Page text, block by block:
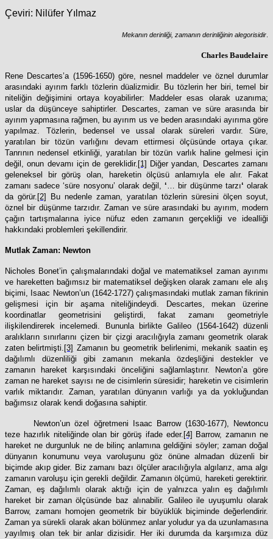
Çeviri: Nilüfer Yılmaz
Mekanın derinliği, zamanın derinliğinin alegorisidir
Charles Baudelaire
Rene Descartes’a (1596-1650) göre, nesnel maddeler ve öznel durumlar
arasındaki ayırım farklı tözlerin düalizmidir. Bu tözlerin her biri, temel bir
niteliğin değişimini ortaya koyabilirler: Maddeler esas olarak uzanıma;
uslar da düşünceye sahiptirler. Descartes, zaman ve süre arasında bir
ayırım yapmasına rağmen, bu ayırım us ve beden arasındaki ayırıma göre
yapılmaz. Tözlerin, bedensel ve ussal olarak süreleri vardır. Süre,
yaratılan bir tözün varlığını devam ettirmesi ölçüsünde ortaya çıkar.
Tanrının nedensel etkinliği, yaratılan bir tözün varlık haline gelmesi için
değil, onun devamı için de gereklidir. [1] Diğer yandan, Descartes zamanı
geleneksel bir görüş olan, hareketin ölçüsü anlamıyla ele alır. Fakat
zamanı sadece ‘süre nosyonu’ olarak değil,‘… bir düşünme tarzı‘ olarak
da görür. [2]
Bu nedenle zaman, yaratılan tözlerin süresini ölçen soyut,
öznel bir düşünme tarzıdır. Zaman ve süre arasındaki bu ayırım, modern
çağın tartışmalarına iyice nüfuz eden zamanın gerçekliği ve idealliği
hakkındaki problemleri şekillendirir.
Mutlak Zaman: Newton
Nicholes Bonet’in çalışmalarındaki doğal ve matematiksel zaman ayırımı
ve hareketten bağımsız bir matematiksel değişken olarak zamanı ele alış
biçimi, Isaac Newton’un (1642-1727) çalışmasındaki mutlak zaman fikrinin
gelişmesi için bir aşama niteliğindeydi. Descartes, mekan üzerine
koordinatlar geometrisini geliştirdi, fakat zamanı geometriyle
ilişkilendirerek incelemedi. Bununla birlikte Galileo (1564-1642) düzenli
aralıkların sınırlarını çizen bir çizgi aracılığıyla zamanı geometrik olarak
zaten belirtmişti. [3] Zamanın bu geometrik belirlenimi, mekanik saatin eş
dağılımlı düzenliliği gibi zamanın mekanla özdeşliğini destekler ve
zamanın hareket karşısındaki önceliğini sağlamlaştırır. Newton’a göre
zaman ne hareket sayısı ne de cisimlerin süresidir; hareketin ve cisimlerin
varlık miktarıdır. Zaman, yaratılan dünyanın varlığı ya da yokluğundan
bağımsız olarak kendi doğasına sahiptir.
Newton’un özel öğretmeni Isaac Barrow (1630-1677), Newtoncu
teze hazırlık niteliğinde olan bir görüş ifade eder. [4] Barrow, zamanın ne
hareket ne durgunluk ne de bilinç anlamına geldiğini söyler; zaman doğal
dünyanın konumunu veya varoluşunu göz önüne almadan düzenli bir
biçimde akıp gider. Biz zamanı bazı ölçüler aracılığıyla algılarız, ama algı
zamanın varoluşu için gerekli değildir. Zamanın ölçümü, hareketi gerektirir.
Zaman, eş dağılımlı olarak aktığı için de yalnızca yalın eş dağılımlı
hareket bir zaman ölçüsünde baz alınabilir. Galileo ile uyuşumlu olarak
Barrow, zamanı homojen geometrik bir büyüklük biçiminde değerlendirir.
Zaman ya sürekli olarak akan bölünmez anlar yoludur ya da uzunlamasına
yayılmış olan tek bir anlar dizisidir. Her iki durumda da karşımıza düz